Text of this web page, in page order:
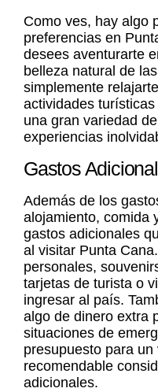
Como ves, hay algo
preferencias en
desees aventurarte
belleza natural de
simplemente
actividades
una gran variedad
experiencias
Gastos
Además de los
alojamiento, comida
gastos adicionales
al visitar Punta
personales,
tarjetas de turista o
ingresar al país.
algo de dinero extra
situaciones de
presupuesto para
recomendable
adicionales.